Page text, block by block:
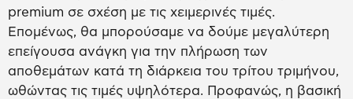
premium σε σχέση με τις χειμερινές τιμές.
Επομένως, θα μπορούσαμε να δούμε μεγαλύτερη
επείγουσα ανάγκη για την πλήρωση των
αποθεμάτων κατά τη διάρκεια του τρίτου τριμήνου,
ωθώντας τις τιμές υψηλότερα. Προφανώς, η βασική